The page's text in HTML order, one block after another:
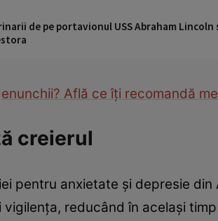
de pe portavionul USS Abraham
Află ce îţi recomandă
creierul
pentru anxietate și depresie din
reducând în același